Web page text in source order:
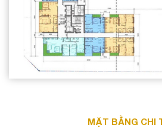
MẶT BẰNG CHI